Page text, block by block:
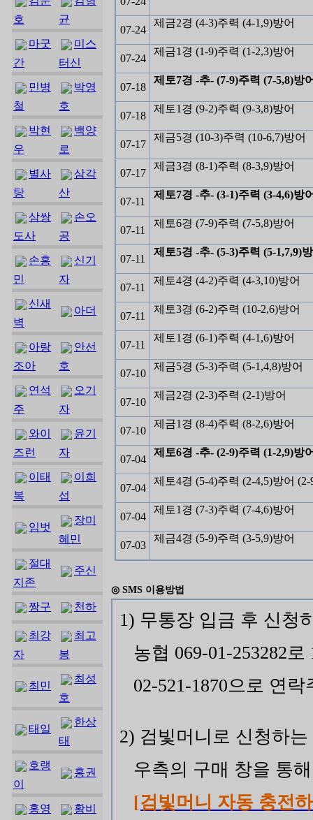
호
균
마굿
간
미스
터신
민병
철
박영
호
박현
우
백양
로
별사
탕
삼각
산
삼쌍
도사
손오
공
손홍
민
신기
자
신새
벽
아더
아랑
조아
안선
호
연석
주
오기
자
와이
즈런
윤기
자
이태
복
이희
섭
임벗
장미
혜민
절대
지존
주신
짱구 천하
최강
자
최고
봉
최민
최성
호
태일
한상
태
호랭
이
홍권
홍영
황비
07-24
제금2경 (4-3)주력 (4-1,9)방어
07-24
제금1경 (1-9)주력 (1-2,3)방어
07-18
제토7경 -추- (7-9)주력 (7-5,8)방
07-18
제토1경 (9-2)주력 (9-3,8)방어
07-17
제금5경 (10-3)주력 (10-6,7)방어
07-17
제금3경 (8-1)주력 (8-3,9)방어
07-11
제토7경 -추- (3-1)주력 (3-4,6)방
07-11
제토6경 (7-9)주력 (7-5,8)방어
07-11
제토5경 -추- (5-3)주력 (5-1,7,9)
07-11
제토4경 (4-2)주력 (4-3,10)방어
07-11
제토3경 (6-2)주력 (10-2,6)방어
07-11
제토1경 (6-1)주력 (4-1,6)방어
07-10
제금5경 (5-3)주력 (5-1,4,8)방어
07-10
제금2경 (2-3)주력 (2-1)방어
07-10
제금1경 (8-4)주력 (8-2,6)방어
07-04
제토6경 -추- (2-9)주력 (1-2,9)방
07-04
제토4경 (5-4)주력 (2-4,5)방어
07-04
제토1경 (7-3)주력 (7-4,6)방어
07-03
제금4경 (5-9)주력 (3-5,9)방어
◎ SMS 이용방법
1) 무통장 입금 후 신청
농협 069-01-253282
02-521-1870으로 연락
2) 검빛머니로 신청하는
우측의 구매 창을 통
[검빛머니 자동 충전